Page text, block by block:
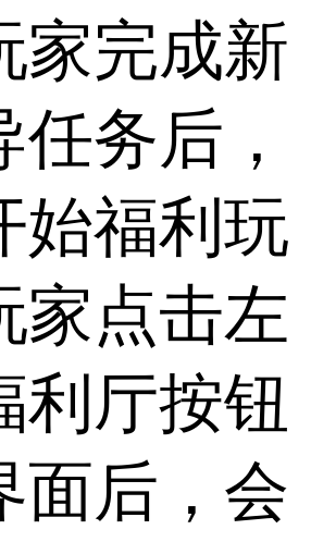
家完成新
务后，
始福利玩
家点击左
利厅按钮
面后，会